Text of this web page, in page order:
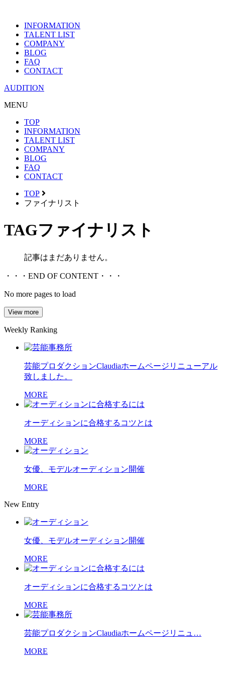
INFORMATION
TALENT LIST
COMPANY
BLOG
FAQ
CONTACT
AUDITION
MENU
TOP
INFORMATION
TALENT LIST
COMPANY
BLOG
FAQ
CONTACT
TOP
ファイナリスト
TAGファイナリスト
記事はまだありません。
・・・END OF CONTENT・・・
No more pages to load
View more
Weekly Ranking
芸能プロダクションClaudiaホームページリニューアル
致しました。
MORE
オーディションに合格するコツとは
MORE
女優、モデルオーディション開催
MORE
New Entry
女優、モデルオーディション開催
MORE
オーディションに合格するコツとは
MORE
芸能プロダクションClaudiaホームページリニュ…
MORE